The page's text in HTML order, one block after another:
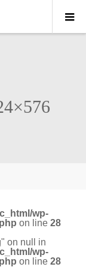
wp-
on line28
on null in
wp-
on line28